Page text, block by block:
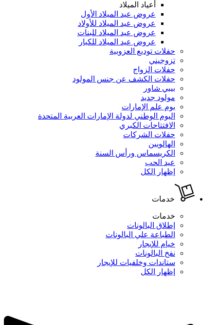
أعياد الميلاد
عروض عيد الميلاد الأول
عروض عيد الميلاد للأولاد
عروض عيد الميلاد للبنات
عروض عيد الميلاد للكبار
حفلات توديع العزوبية
تزوجيني
حفلات الزواج
حفلات الكشف عن جنس المولود
بيبي شاور
مولود جديد
يوم علم الإمارات
اليوم الوطني لدولة الإمارات العربية المتحدة
الافتتاحات الكبري
حفلات الشركات
الهالويين
الكريسماس ورأس السنة
عيد الحب
إظهار الكل
خدمات
خدمات
إطلاق البالونات
الطباعة علي البالونات
خيام للإيجار
نفخ البالونات
ستاندات وخلفيات للإيجار
إظهار الكل